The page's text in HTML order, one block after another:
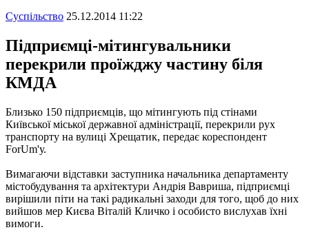
Суспiльство 25.12.2014 11:22
Підприємці-мітингувальники
перекрили проїжджу частину біля
КМДА
Близько 150 підприємців, що мітингують під стінами
Київської міської державної адміністрації, перекрили рух
транспорту на вулиці Хрещатик, передає кореспондент
ForUm'у.
Вимагаючи відставки заступника начальника департаменту
містобудування та архітектури Андрія Вавриша, підприємці
вирішили піти на такі радикальні заходи для того, щоб до них
вийшов мер Києва Віталій Кличко і особисто вислухав їхні
вимоги.